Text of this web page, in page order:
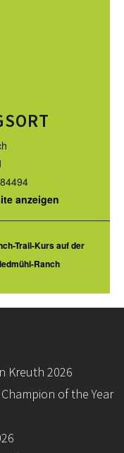
84494
anzeigen
Trail-Kurs auf der
Ranch
Kreuth 2026
of the Year